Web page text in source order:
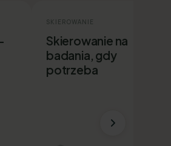
SKIEROWANIE
Skierowanie na
badania, gdy
potrzeba